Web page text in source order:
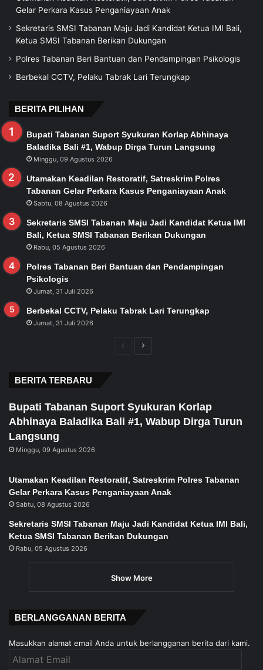
Gelar Perkara Kasus Penganiayaan Anak
Sekretaris SMSI Tabanan Maju Jadi Kandidat Ketua IMI Bali,
Ketua SMSI Tabanan Berikan Dukungan
Polres Tabanan Beri Bantuan dan Pendampingan Psikologis
Berbekal CCTV, Pelaku Tabrak Lari Terungkap
BERITA PILIHAN
Bupati Tabanan Suport Syukuran Korlap Abhinaya
Baladika Bali #1, Wabup Dirga Turun Langsung
Minggu, 09 Agustus 2026
Utamakan Keadilan Restoratif, Satreskrim Polres
Tabanan Gelar Perkara Kasus Penganiayaan Anak
Sabtu, 08 Agustus 2026
Sekretaris SMSI Tabanan Maju Jadi Kandidat Ketua IMI
Bali, Ketua SMSI Tabanan Berikan Dukungan
Rabu, 05 Agustus 2026
Polres Tabanan Beri Bantuan dan Pendampingan
Psikologis
Jumat, 31 Juli 2026
Berbekal CCTV, Pelaku Tabrak Lari Terungkap
Jumat, 31 Juli 2026
PreviousNext
BERITA TERBARU
Bupati Tabanan Suport Syukuran Korlap
Abhinaya Baladika Bali #1, Wabup Dirga Turun
Langsung
Minggu, 09 Agustus 2026
Utamakan Keadilan Restoratif, Satreskrim Polres Tabanan
Gelar Perkara Kasus Penganiayaan Anak
Sabtu, 08 Agustus 2026
Sekretaris SMSI Tabanan Maju Jadi Kandidat Ketua IMI Bali,
Ketua SMSI Tabanan Berikan Dukungan
Rabu, 05 Agustus 2026
Show More
BERLANGGANAN BERITA
Masukkan alamat email Anda untuk berlangganan berita dari kami.
Alamat